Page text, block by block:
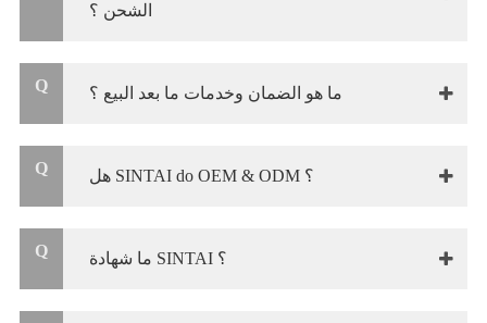
الشحن ؟
Q ما هو الضمان وخدمات ما بعد البيع ؟
Q هل SINTAI do OEM & ODM ؟
Q ما شهادة SINTAI ؟